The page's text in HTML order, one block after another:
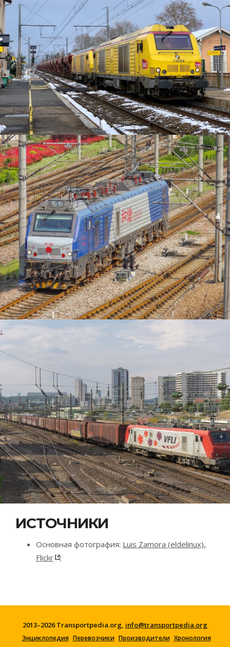
ИСТОЧНИКИ
Основная фотография: Luis Zamora (eldelinux),
Flickr
;
2013–2026 Transportpedia.org, info@transportpedia.org
Энциклопедия Перевозчики Производители Хронология